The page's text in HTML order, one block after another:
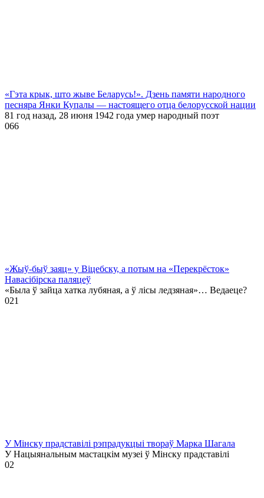
«Гэта крык, што жыве Беларусь!». Дзень памяти народного
песняра Янки Купалы — настоящего отца белорусской нации
81 год назад, 28 июня 1942 года умер народный поэт
066
«Жыў-быў заяц» у Віцебску, а потым на «Перекрёсток»
Навасібірска паляцеў
«Была ў зайца хатка лубяная, а ў лісы ледзяная»… Ведаеце?
021
У Мінску прадставілі рэпрадукцыі твораў Марка Шагала
У Нацыянальным мастацкім музеі ў Мінску прадставілі
02